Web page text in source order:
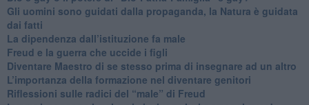
​Gli uomini sono guidati dalla propaganda, la Natura è guidata
dai fatti
La dipendenza dall’istituzione fa male
​Freud e la guerra che uccide i figli
​Diventare Maestro di se stesso prima di insegnare ad un altro
L’importanza della formazione nel diventare genitori
Riflessioni sulle radici del “male” di Freud